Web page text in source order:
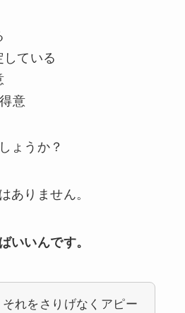
ている
意
ょうか？
ありません。
いいんです。
れをさりげなくアピー